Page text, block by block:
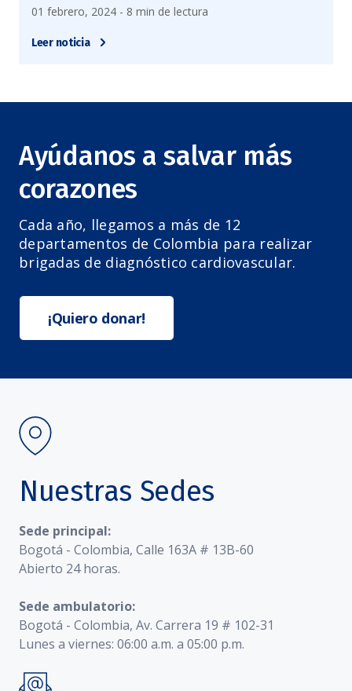
01 febrero, 2024 - 8 min de lectura
Leer noticia
Ayúdanos a salvar más
corazones
Cada año, llegamos a más de 12
departamentos de Colombia para realizar
brigadas de diagnóstico cardiovascular.
¡Quiero donar!
Nuestras Sedes
Sede principal:
Bogotá - Colombia, Calle 163A # 13B-60
Abierto 24 horas.
Sede ambulatorio:
Bogotá - Colombia, Av. Carrera 19 # 102-31
Lunes a viernes: 06:00 a.m. a 05:00 p.m.